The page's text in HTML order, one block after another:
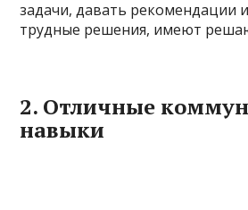
задачи, давать рекомендации
трудные решения, имеют
2. Отличные
навыки